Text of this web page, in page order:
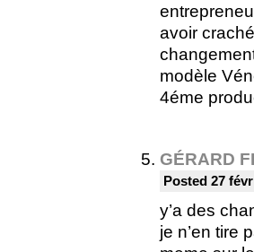
avoir
modèle
4éme
GÉRARD
Posted 27
y’a des
je n’en tire